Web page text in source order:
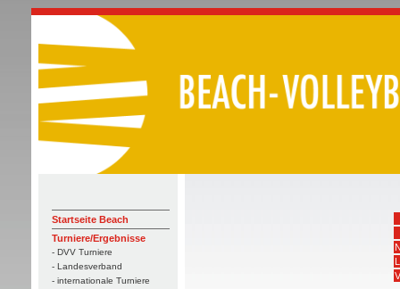
Startseite Beach
Turniere/Ergebnisse
- DVV Turniere
- Landesverband
- internationale Turniere